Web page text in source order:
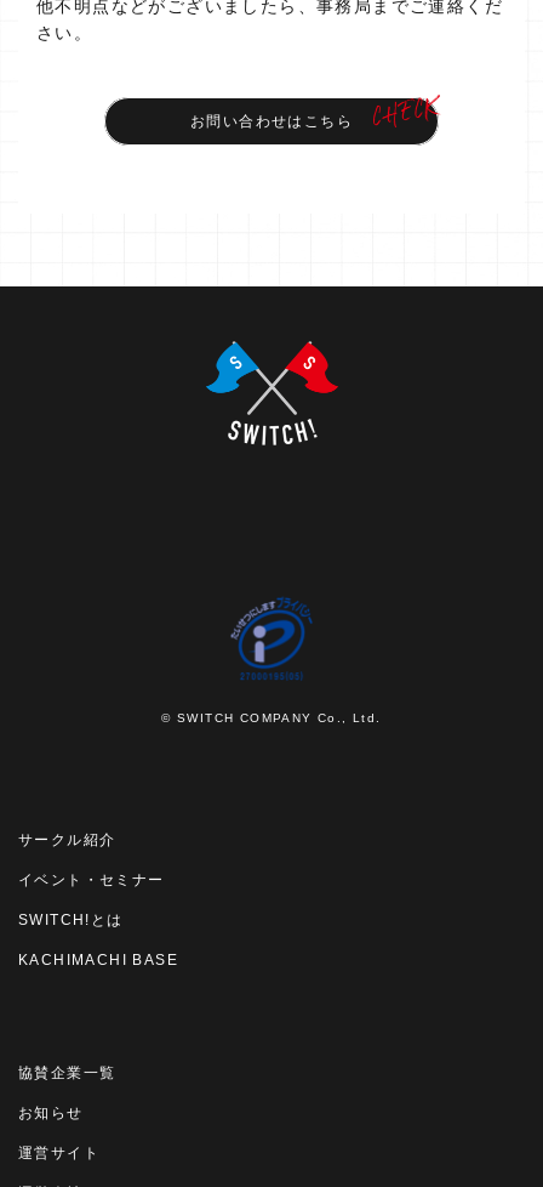
他不明点などがございましたら、事務局までご連絡くだ
さい。
お問い合わせはこちら
© SWITCH COMPANY Co., Ltd.
サークル紹介
イベント・セミナー
SWITCH!とは
KACHIMACHI BASE
協賛企業一覧
お知らせ
運営サイト